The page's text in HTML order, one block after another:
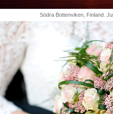
Södra Bottenviken, Finland.